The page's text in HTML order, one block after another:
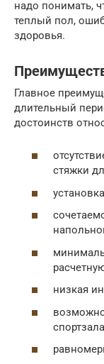
надо понимать,
теплый пол,
здоровья.
Главное
длительный
достоинств
стяжки
низкая